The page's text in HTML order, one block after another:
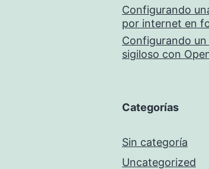
Configurando
por internet en
Configurando un
sigiloso con
Categorías
Sin categoría
Uncategorized